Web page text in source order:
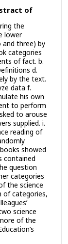
of
the
lower
and three) by
categories
of fact. b.
d.
by the text.
data f.
his own
to perform
to arouse
supplied. i.
reading of
showed
contained
question
categories
the science
of categories,
science
of the